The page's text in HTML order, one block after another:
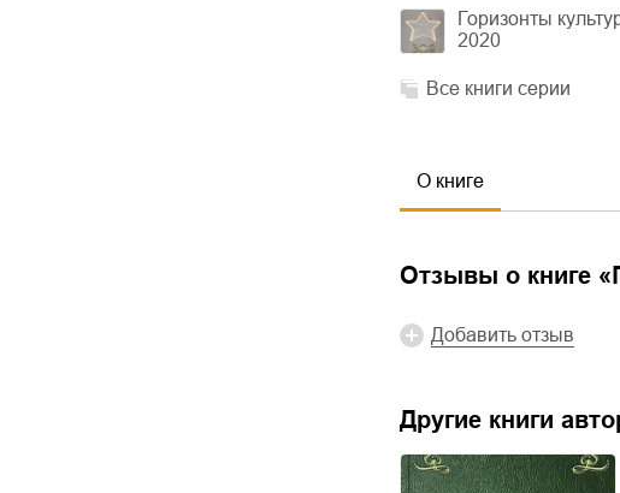
Горизонты
2020
Все книги серии
О книге
Отзывы о книге «
Добавить отзыв
Другие книги